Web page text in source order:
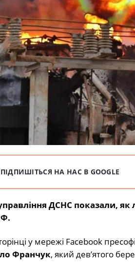
ПІДПИШІТЬСЯ НА НАС В GOOGLE
ДСНС показали, як
у мережі Facebook
Франчук, який дев’ятого